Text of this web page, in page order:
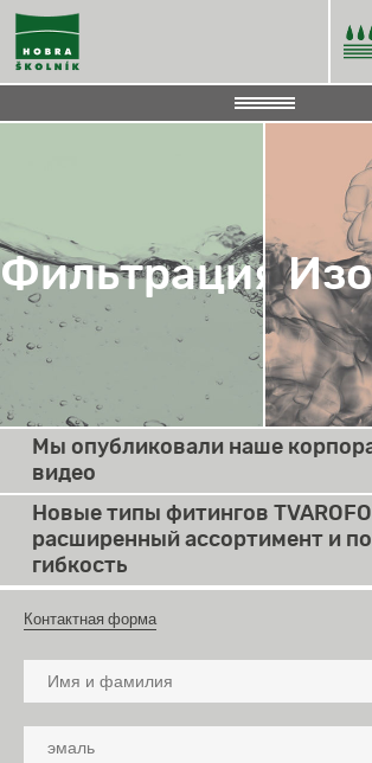
Фильтрация
Мы опубликовали наше
видео
Новые типы фитингов
расширенный ассортимент и
гибкость
Контактная форма